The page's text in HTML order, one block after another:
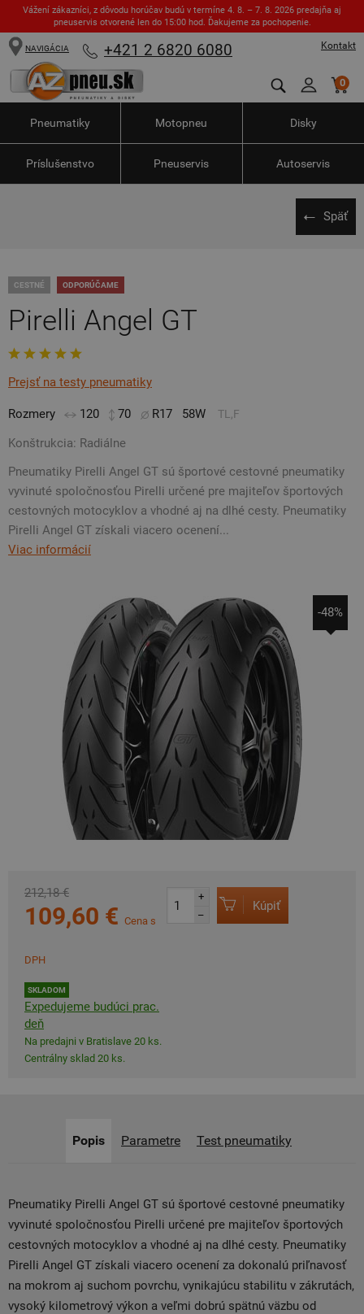
Vážení zákazníci, z dôvodu horúčav budú v termíne 4. 8. – 7. 8. 2026 predajňa aj
pneuservis otvorené len do 15:00 hod. Ďakujeme za pochopenie.
Kontakt
NAVIGÁCIA +421 2 6820 6080
0
Pneumatiky Motopneu Disky
Príslušenstvo Pneuservis Autoservis
Späť
CESTNÉ ODPORÚČAME
Pirelli Angel GT
Prejsť na testy pneumatiky
Rozmery 120 70 R17 58W TL,F
Konštrukcia: Radiálne
Pneumatiky Pirelli Angel GT sú športové cestovné pneumatiky
vyvinuté spoločnosťou Pirelli určené pre majiteľov športových
cestovných motocyklov a vhodné aj na dlhé cesty. Pneumatiky
Pirelli Angel GT získali viacero ocenení...
Viac informácií
-48%
212,18 €
109,60 € Cena s
DPH
SKLADOM
Expedujeme budúci prac.
deň
Na predajni v Bratislave 20 ks.
Centrálny sklad 20 ks.
+
–
Kúpiť
Popis Parametre Test pneumatiky
Pneumatiky Pirelli Angel GT sú športové cestovné pneumatiky
vyvinuté spoločnosťou Pirelli určené pre majiteľov športových
cestovných motocyklov a vhodné aj na dlhé cesty. Pneumatiky
Pirelli Angel GT získali viacero ocenení za dokonalú priľnavosť
na mokrom aj suchom povrchu, vynikajúcu stabilitu v zákrutách,
vysoký kilometrový výkon a veľmi dobrú spätnú väzbu od